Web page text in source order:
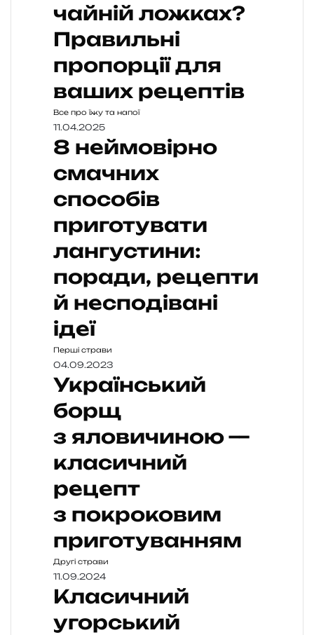
чайній ложках?
Правильні
пропорції для
ваших рецептів
Все про їжу та напої
11.04.2025
8 неймовірно
смачних
способів
приготувати
лангустини:
поради, рецепти
й несподівані
ідеї
Перші страви
04.09.2023
Український
борщ
з яловичиною —
класичний
рецепт
з покроковим
приготуванням
Другі страви
11.09.2024
Класичний
угорський